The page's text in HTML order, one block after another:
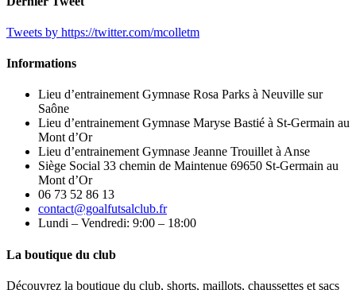
Tweets by https://twitter.com/mcolletm
Informations
Lieu d’entrainement Gymnase Rosa Parks à Neuville sur
Saône
Lieu d’entrainement Gymnase Maryse Bastié à St-Germain au
Mont d’Or
Lieu d’entrainement Gymnase Jeanne Trouillet à Anse
Siège Social 33 chemin de Maintenue 69650 St-Germain au
Mont d’Or
06 73 52 86 13
contact@goalfutsalclub.fr
Lundi – Vendredi: 9:00 – 18:00
La boutique du club
Découvrez la boutique du club, shorts, maillots, chaussettes et sacs